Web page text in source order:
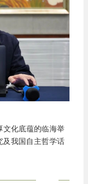
文化底蕴的临海举
及我国自主哲学话